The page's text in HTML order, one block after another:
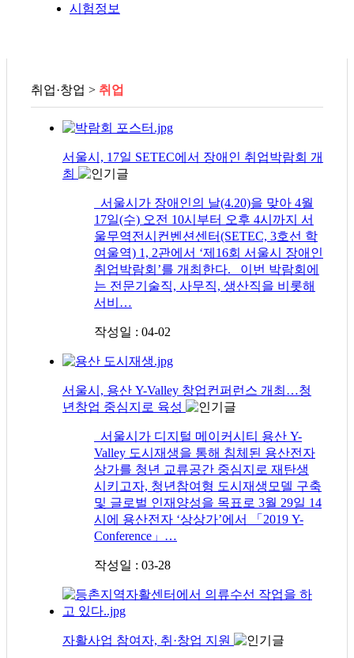
시험정보
취업·창업 > 취업
서울시, 17일 SETEC에서 장애인 취업박람회 개
최
서울시가 장애인의 날(4.20)을 맞아 4월
17일(수) 오전 10시부터 오후 4시까지 서
울무역전시컨벤션센터(SETEC, 3호선 학
여울역) 1, 2관에서 ‘제16회 서울시 장애인
취업박람회’를 개최한다. 이번 박람회에
는 전문기술직, 사무직, 생산직을 비롯해
서비…
작성일 : 04-02
서울시, 용산 Y-Valley 창업컨퍼런스 개최…청
년창업 중심지로 육성
서울시가 디지털 메이커시티 용산 Y-
Valley 도시재생을 통해 침체된 용산전자
상가를 청년 교류공간 중심지로 재탄생
시키고자, 청년참여형 도시재생모델 구축
및 글로벌 인재양성을 목표로 3월 29일 14
시에 용산전자 ‘상상가’에서 「2019 Y-
Conference」…
작성일 : 03-28
자활사업 참여자, 취·창업 지원